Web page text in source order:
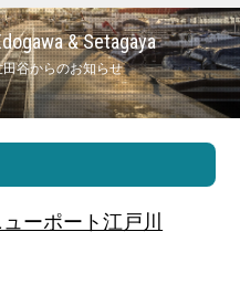
& Setagaya
谷からのお知らせ
ボート販売
シースタイル
Sea-Style
ーポート江戸川